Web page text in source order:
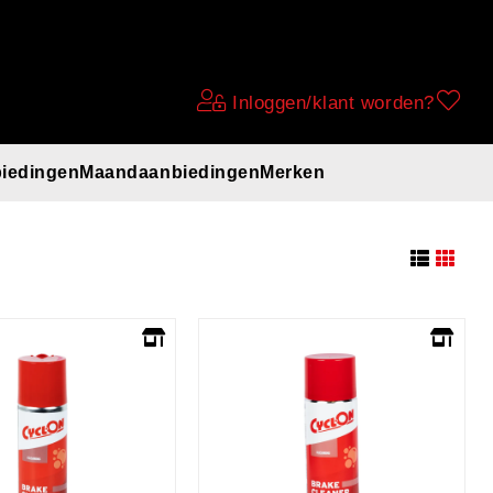
Inloggen/klant worden?
Maandaanbiedingen Merken